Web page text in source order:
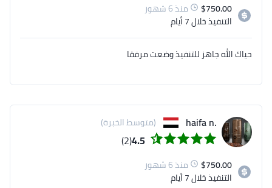
$750.00
منذ 6 شهور
التنفيذخلال 7 أيام
حياك الله جاهز للتنفيذ وضعت مرفقا
.haifa n (متوسط الخبرة)
4.5
(2)
$750.00
منذ 6 شهور
التنفيذخلال 7 أيام